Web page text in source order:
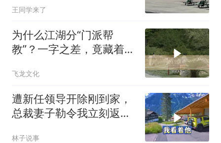
王同学来了
为什么江湖分“门派帮
教”？一字之差，竟藏着不
飞龙文化
遭新任领导开除刚到家，
总裁妻子勒令我立刻返
林子说事